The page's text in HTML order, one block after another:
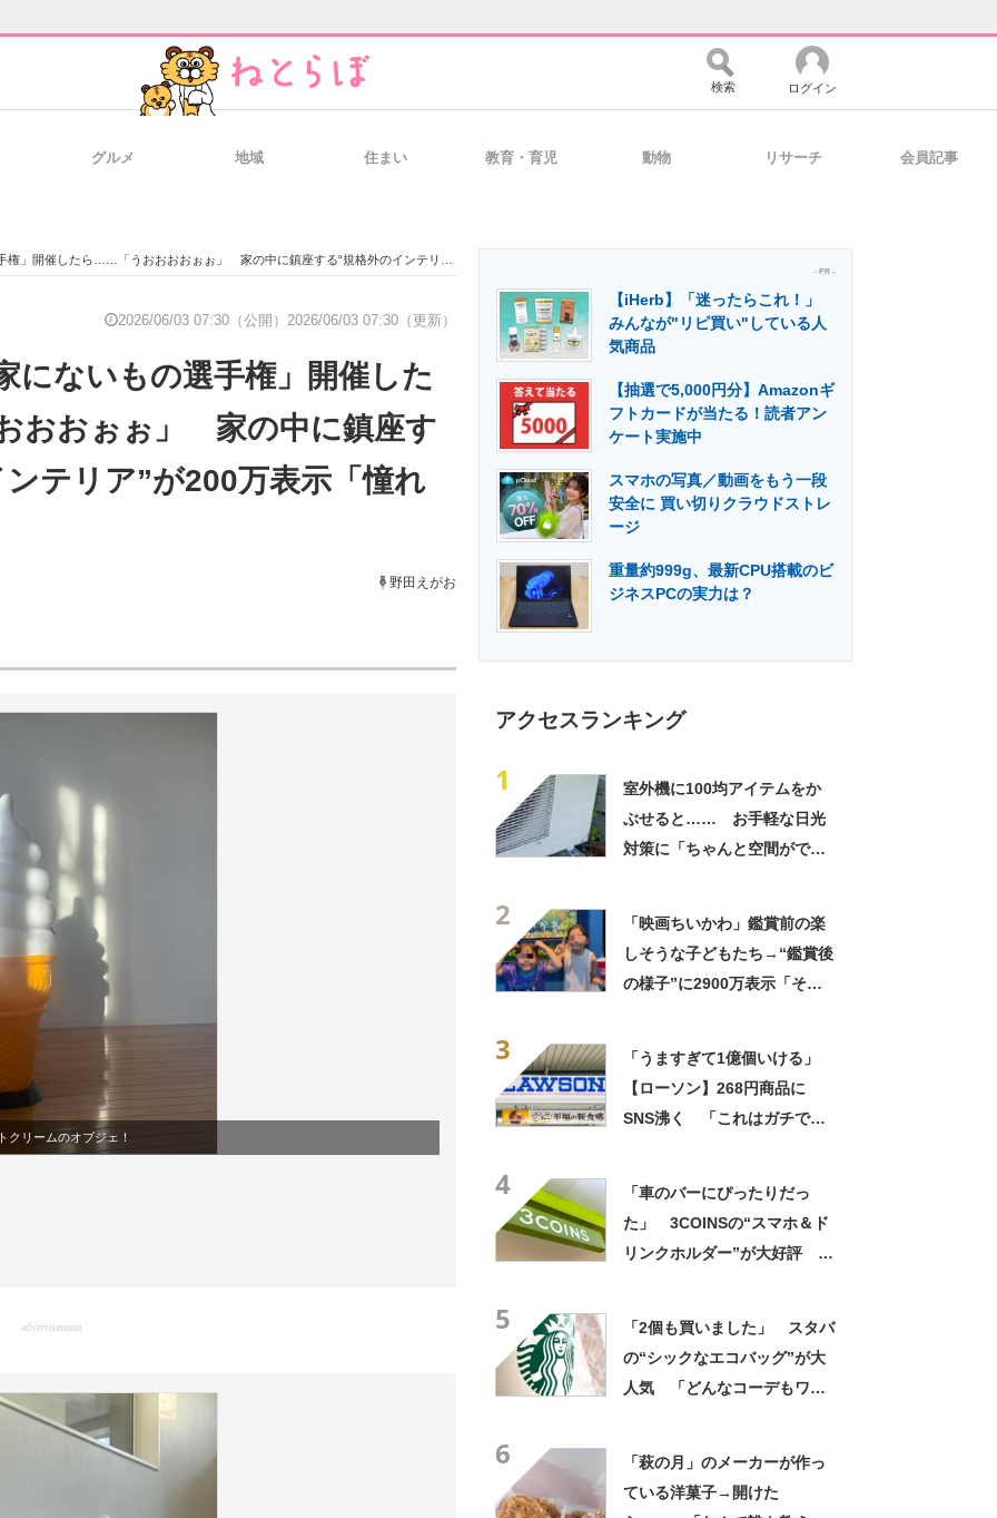
経営リーダーのコミュニティ マーケ×ITの今がよく分かる
IT製品の技術・比較・事例 製造業のIT導入・活用を支援
エネルギーの専門メディア 建設×テクノロジーの最前線
検索 ログイン
グルメ 地域 住まい 教育・育児 動物 リサーチ 会員記事
したら……「うおおおおぉぉ」 家の中に鎮座する“規格外のインテリア”が200万表示「憧れです」
2026/06/03 07:30（公開） 2026/06/03 07:30（更新）
にないもの選手権」開催した
おおぉぉ」 家の中に鎮座す
テリア”が200万表示「憧れ
野田えがお
クリームのオブジェ！
advertisement
- PR -
【iHerb】「迷ったらこれ！」
みんなが"リピ買い"している人
気商品
【抽選で5,000円分】Amazonギ
フトカードが当たる！読者アン
ケート実施中
スマホの写真／動画をもう一段
安全に 買い切りクラウドストレ
ージ
重量約999g、最新CPU搭載のビ
ジネスPCの実力は？
アクセスランキング
1
室外機に100均アイテムをか
ぶせると…… お手軽な日光
対策に「ちゃんと空間ができ
2
「映画ちいかわ」鑑賞前の楽
しそうな子どもたち→“鑑賞後
の様子”に2900万表示「そう
3
「うますぎて1億個いける」
【ローソン】268円商品に
SNS沸く 「これはガチで美
4
「車のバーにぴったりだっ
た」 3COINSの“スマホ＆ド
リンクホルダー”が大好評
5
「2個も買いました」 スタバ
の“シックなエコバッグ”が大
人気 「どんなコーデもワン
6
「萩の月」のメーカーが作っ
ている洋菓子→開けた